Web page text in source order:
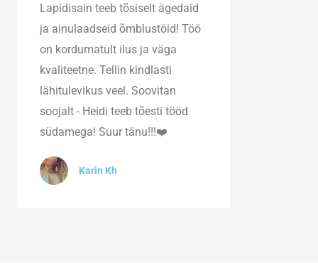
Lapidisain teeb tõsiselt ägedaid
ja ainulaadseid õmblustöid! Töö
on kordumatult ilus ja väga
kvaliteetne. Tellin kindlasti
lähitulevikus veel. Soovitan
soojalt - Heidi teeb tõesti tööd
südamega! Suur tänu!!!❤️
Karin Kh